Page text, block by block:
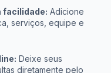
facilidade: Adicione
serviços, equipe e
Deixe seus
diretamente pelo